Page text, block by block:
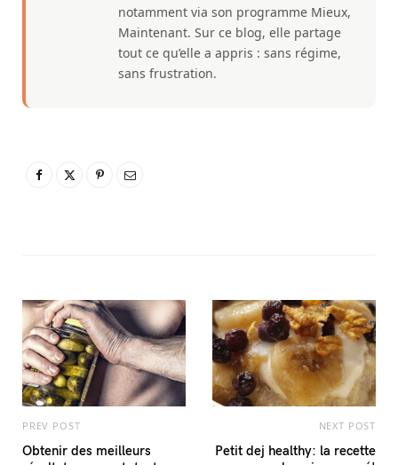
notamment via son programme Mieux,
Maintenant. Sur ce blog, elle partage
tout ce qu’elle a appris : sans régime,
sans frustration.
PREV POST
Obtenir des meilleurs
NEXT POST
Petit dej healthy: la recette